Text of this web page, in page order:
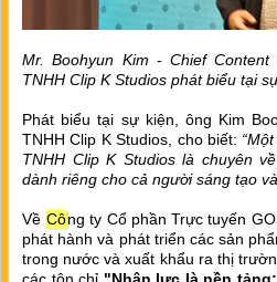
Mr. Boohyun Kim - Chief
TNHH Clip K Studios phát biểu tại
Phát biểu tại sự kiện, ông Kim
TNHH Clip K Studios, cho biết:
TNHH Clip K Studios là chuyên
dành riêng cho cả người sáng tạo
Về Công ty Cổ phần Trực tuyến
phát hành và phát triển các sản
trong nước và xuất khẩu ra thị